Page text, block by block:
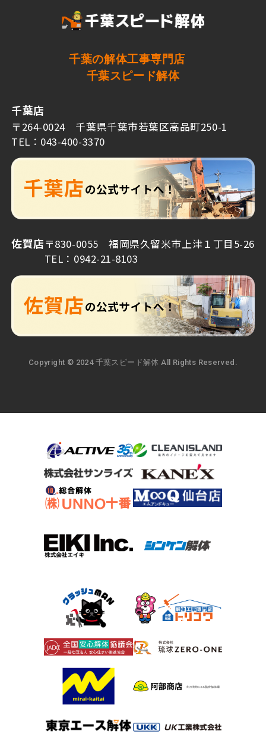
千葉の解体工事専門店
千葉スピード解体
千葉店
〒264-0024 千葉県千葉市若葉区高品町250-1
TEL：043-400-3370
佐賀店〒830-0055 福岡県久留米市上津１丁目5-26
TEL：0942-21-8103
Copyright © 2024 千葉スピード解体 All Rights Reserved.